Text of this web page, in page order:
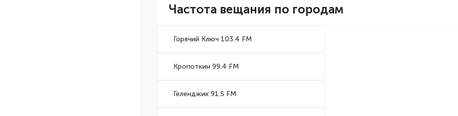
Частота вещания по городам
Горячий Ключ 103.4 FM
Кропоткин 99.4 FM
Геленджик 91.5 FM